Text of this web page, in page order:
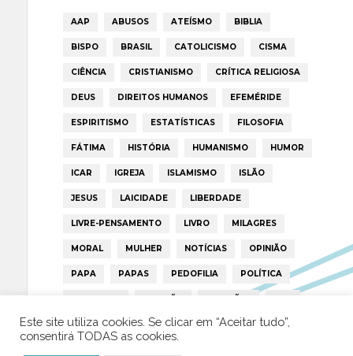
AAP ABUSOS ATEÍSMO BIBLIA
BISPO BRASIL CATOLICISMO CISMA
CIÊNCIA CRISTIANISMO CRÍTICA RELIGIOSA
DEUS DIREITOS HUMANOS EFEMÉRIDE
ESPIRITISMO ESTATÍSTICAS FILOSOFIA
FÁTIMA HISTÓRIA HUMANISMO HUMOR
ICAR IGREJA ISLAMISMO ISLÃO
JESUS LAICIDADE LIBERDADE
LIVRE-PENSAMENTO LIVRO MILAGRES
MORAL MULHER NOTÍCIAS OPINIÃO
PAPA PAPAS PEDOFILIA POLÍTICA
PORTUGAL RELIGIÃO RELIGIÕES RTP
TRUMP VATICANO
Este site utiliza cookies. Se clicar em “Aceitar tudo”,
consentirá TODAS as cookies.